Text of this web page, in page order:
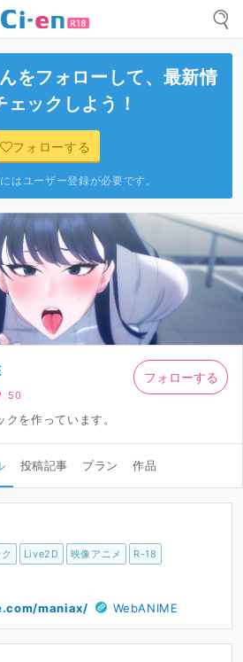
をフォローして、最新情
ェックしよう！
フォローする
はユーザー登録が必要です。
50
を作っています。
フォローする
投稿記事 プラン 作品
Live2D 映像アニメ R-18
maniax/ WebANIME